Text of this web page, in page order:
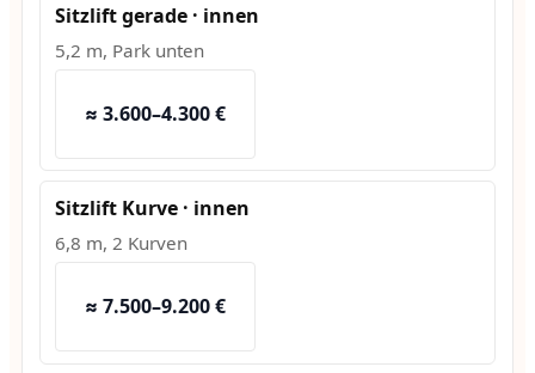
Sitzlift gerade · innen
5,2 m, Park unten
≈ 3.600–4.300 €
Sitzlift Kurve · innen
6,8 m, 2 Kurven
≈ 7.500–9.200 €